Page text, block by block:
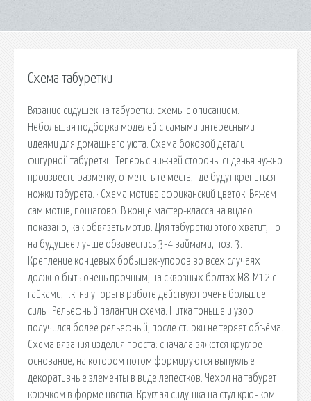
Схема табуретки
Вязание сидушек на табуретки: схемы с описанием.
Небольшая подборка моделей с самыми интересными
идеями для домашнего уюта. Схема боковой детали
фигурной табуретки. Теперь с нижней стороны сиденья нужно
произвести разметку, отметить те места, где будут крепиться
ножки табурета. · Схема мотива африканский цветок: Вяжем
сам мотив, пошагово. В конце мастер-класса на видео
показано, как обвязать мотив. Для табуретки этого хватит, но
на будущее лучше обзавестись 3-4 ваймами, поз. 3.
Крепление концевых бобышек-упоров во всех случаях
должно быть очень прочным, на сквозных болтах М8-М12 с
гайками, т.к. на упоры в работе действуют очень большие
силы. Рельефный палантин схема. Нитка тоньше и узор
получился более рельефный, после стирки не теряет объёма.
Схема вязания изделия проста: сначала вяжется круглое
основание, на котором потом формируются выпуклые
декоративные элементы в виде лепестков. Чехол на табурет
крючком в форме цветка. Круглая сидушка на стул крючком.